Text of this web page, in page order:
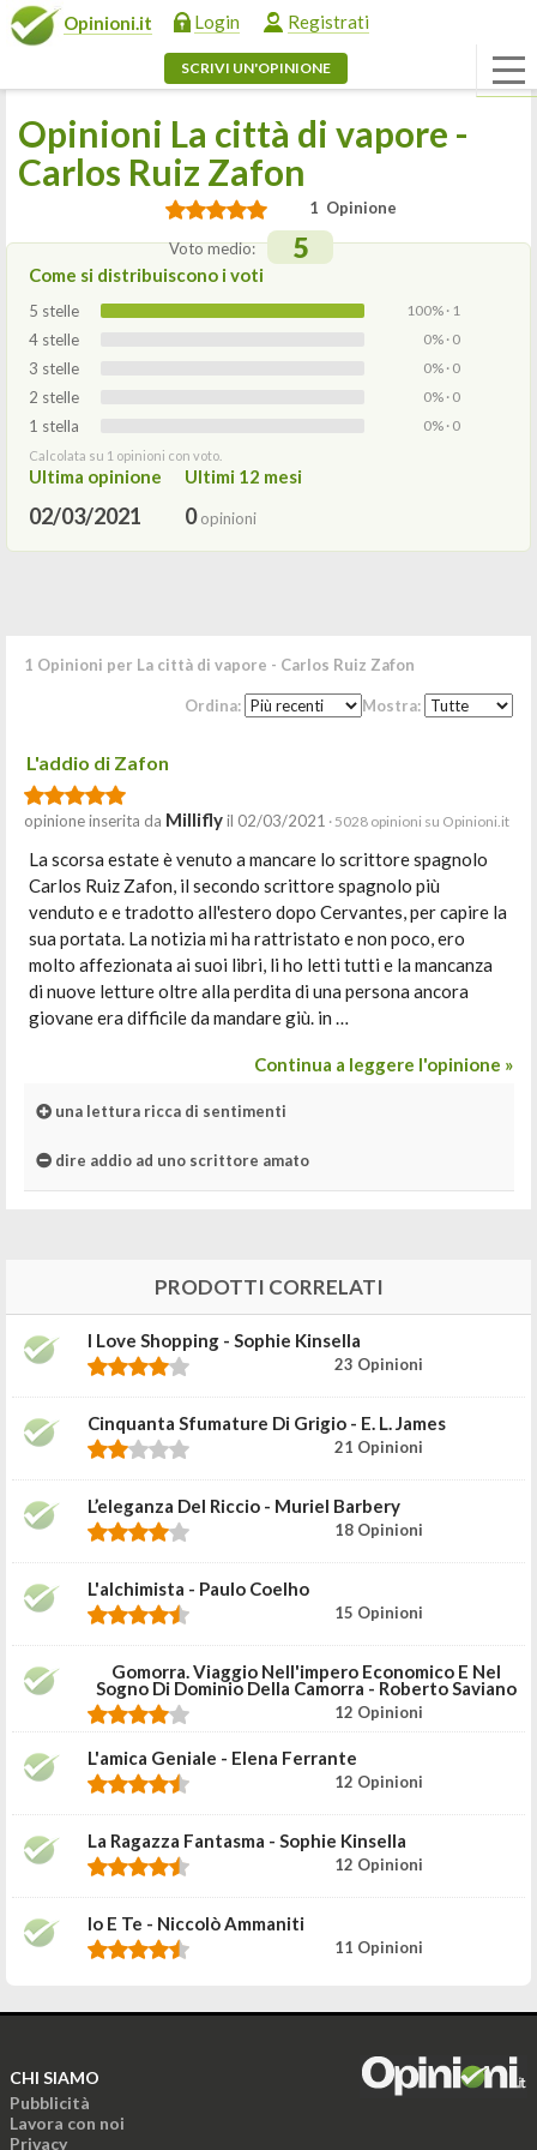
Opinioni.it Login Registrati
SCRIVI UN'OPINIONE
Opinioni La città di vapore -
Carlos Ruiz Zafon
1 Opinione
Voto medio: 5
Come si distribuiscono i voti
5 stelle 100% · 1
4 stelle 0% · 0
3 stelle 0% · 0
2 stelle 0% · 0
1 stella 0% · 0
Calcolata su 1 opinioni con voto.
Ultima opinione
02/03/2021
Ultimi 12 mesi
0opinioni
1 Opinioni per La città di vapore - Carlos Ruiz Zafon
Ordina: Mostra:
L'addio di Zafon
opinione inserita da Milliflyil 02/03/2021 · 5028 opinioni su Opinioni.it
La scorsa estate è venuto a mancare lo scrittore spagnolo
Carlos Ruiz Zafon, il secondo scrittore spagnolo più
venduto e e tradotto all'estero dopo Cervantes, per capire la
sua portata. La notizia mi ha rattristato e non poco, ero
molto affezionata ai suoi libri, li ho letti tutti e la mancanza
di nuove letture oltre alla perdita di una persona ancora
giovane era difficile da mandare giù. in …
Continua a leggere l'opinione »
una lettura ricca di sentimenti
dire addio ad uno scrittore amato
PRODOTTI CORRELATI
I Love Shopping - Sophie Kinsella
23 Opinioni
Cinquanta Sfumature Di Grigio - E. L. James
21 Opinioni
L’eleganza Del Riccio - Muriel Barbery
18 Opinioni
L'alchimista - Paulo Coelho
15 Opinioni
Gomorra. Viaggio Nell'impero Economico E Nel
Sogno Di Dominio Della Camorra - Roberto Saviano
12 Opinioni
L'amica Geniale - Elena Ferrante
12 Opinioni
La Ragazza Fantasma - Sophie Kinsella
12 Opinioni
Io E Te - Niccolò Ammaniti
11 Opinioni
CHI SIAMO
Pubblicità
Lavora con noi
Privacy